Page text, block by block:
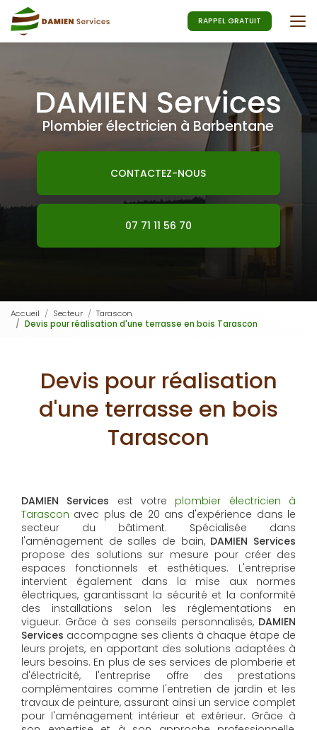
au
contenu
principal
RAPPEL GRATUIT
Plombier électricien à Barbentane
CONTACTEZ-NOUS
07 71 11 56 70
Accueil Secteur
Tarascon
Devis pour réalisation d'une terrasse en bois Tarascon
Devis pour réalisation
d'une terrasse en bois
Tarascon
DAMIEN Services est votre plombier électricien à
Tarascon avec plus de 20 ans d'expérience dans le
secteur du bâtiment. Spécialisée dans
l'aménagement de salles de bain, DAMIEN Services
propose des solutions sur mesure pour créer des
espaces fonctionnels et esthétiques. L'entreprise
intervient également dans la mise aux normes
électriques, garantissant la sécurité et la conformité
des installations selon les réglementations en
vigueur. Grâce à ses conseils personnalisés, DAMIEN
Services accompagne ses clients à chaque étape de
leurs projets, en apportant des solutions adaptées à
leurs besoins. En plus de ses services de plomberie et
d'électricité, l'entreprise offre des prestations
complémentaires comme l'entretien de jardin et les
travaux de peinture, assurant ainsi un service complet
pour l'aménagement intérieur et extérieur. Grâce à